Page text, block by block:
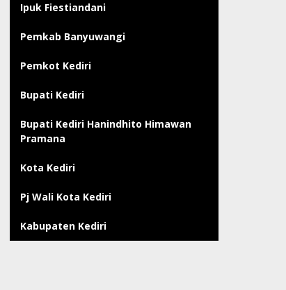
Ipuk Fiestiandani
Pemkab Banyuwangi
Pemkot Kediri
Bupati Kediri
Bupati Kediri Hanindhito Himawan
Pramana
Kota Kediri
Pj Wali Kota Kediri
Kabupaten Kediri